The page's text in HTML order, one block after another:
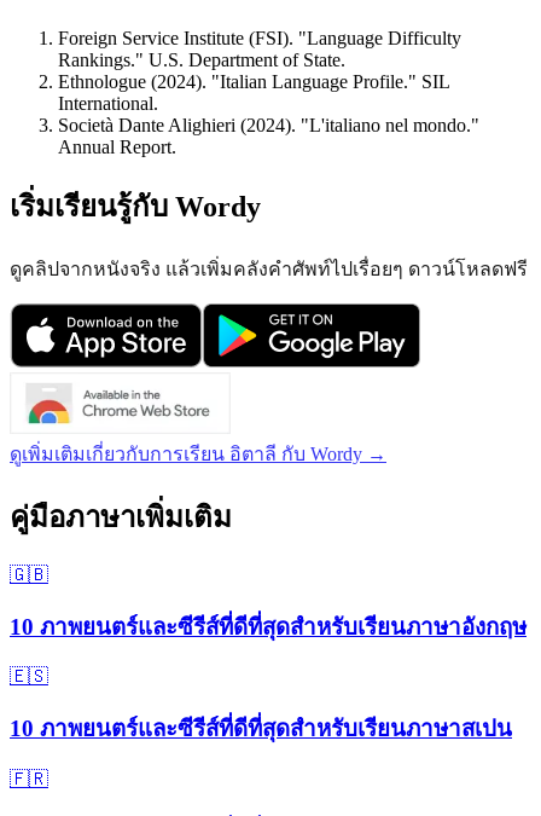
Foreign Service Institute (FSI). "Language Difficulty
Rankings." U.S. Department of State.
Ethnologue (2024). "Italian Language Profile." SIL
International.
Società Dante Alighieri (2024). "L'italiano nel mondo."
Annual Report.
เริ่มเรียนรู้กับ Wordy
ดูคลิปจากหนังจริง แล้วเพิ่มคลังคำศัพท์ไปเรื่อยๆ ดาวน์โหลดฟรี
ดูเพิ่มเติมเกี่ยวกับการเรียน อิตาลี กับ Wordy →
คู่มือภาษาเพิ่มเติม
🇬🇧
10 ภาพยนตร์และซีรีส์ที่ดีที่สุดสำหรับเรียนภาษาอังกฤษ
🇪🇸
10 ภาพยนตร์และซีรีส์ที่ดีที่สุดสำหรับเรียนภาษาสเปน
🇫🇷